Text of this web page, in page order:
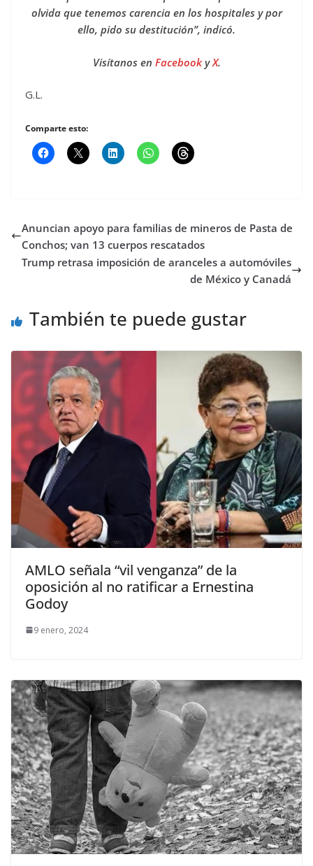
olvida que tenemos carencia en los hospitales y por
ello, pido su destitución”, indicó.
Visítanos en FacebookyX.
G.L.
Comparte esto:
Anuncian apoyo para familias de mineros de Pasta de
Conchos; van 13 cuerpos rescatados
Trump retrasa imposición de aranceles a automóviles
de México y Canadá
También te puede gustar
AMLO señala “vil venganza” de la
oposición al no ratificar a Ernestina
Godoy
9 enero, 2024